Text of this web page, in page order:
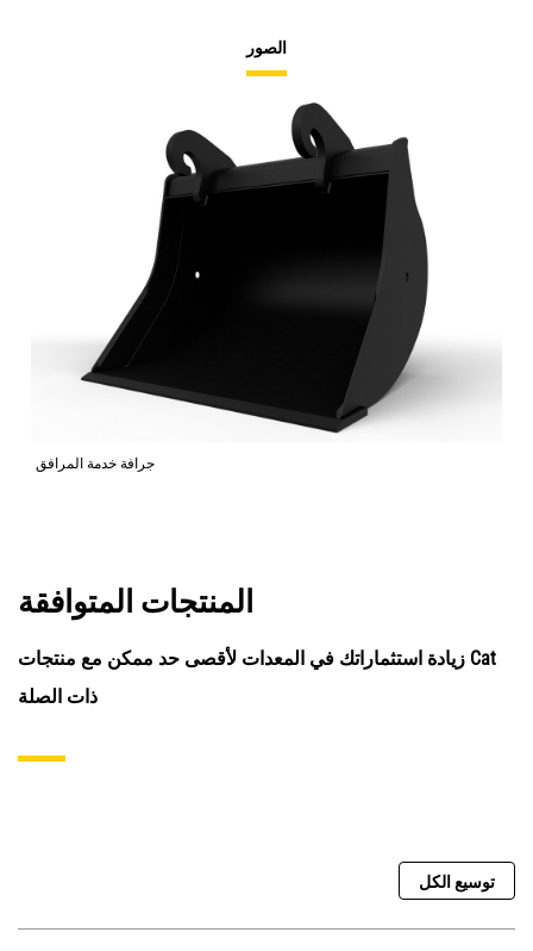
الصور
جرافة خدمة المرافق
المنتجات المتوافقة
زيادة استثماراتك في المعدات لأقصى حد ممكن مع منتجات Cat
ذات الصلة
توسيع الكل